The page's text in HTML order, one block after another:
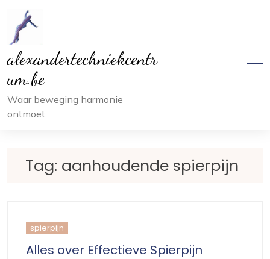
inhoud
alexandertechniekcentr
um.be
Waar beweging harmonie
ontmoet.
Tag: aanhoudende spierpijn
spierpijn
Alles over Effectieve Spierpijn